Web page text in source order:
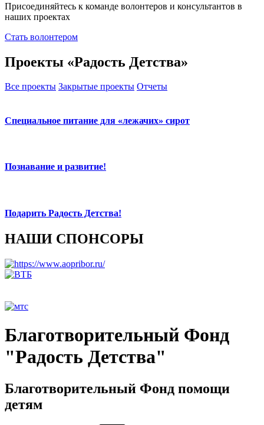
Присоединяйтесь к команде волонтеров и консультантов в
наших проектах
Стать волонтером
Проекты «Радость Детства»
Все проекты Закрытые проекты Отчеты
Специальное питание для «лежачих» сирот
Познавание и развитие!
Подарить Радость Детства!
НАШИ СПОНСОРЫ
Благотворительный Фонд
"Радость Детства"
Благотворительный Фонд помощи
детям